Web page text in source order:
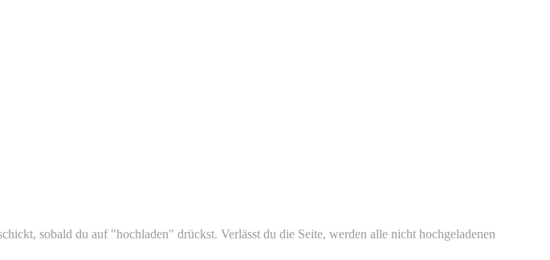
sobald du auf "hochladen" drückst. Verlässt du die Seite, werden alle nicht hochgeladenen